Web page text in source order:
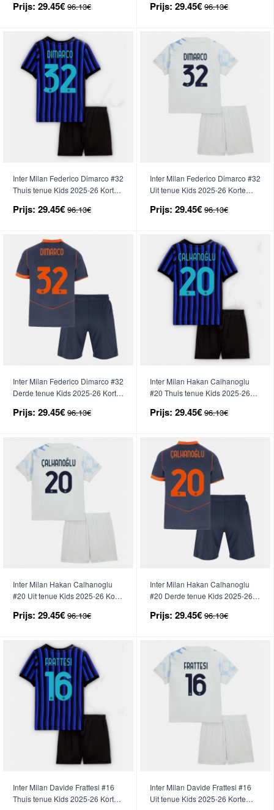
Prijs: 29.45€ 96.13€ Prijs: 29.45€ 96.13€
Inter Milan Federico Dimarco #32
Thuis tenue Kids 2025-26 Korte
Prijs: 29.45€ 96.13€
Inter Milan Federico Dimarco #32
Uit tenue Kids 2025-26 Korte
Prijs: 29.45€ 96.13€
Inter Milan Federico Dimarco #32
Derde tenue Kids 2025-26 Korte
Prijs: 29.45€ 96.13€
Inter Milan Hakan Calhanoglu
#20 Thuis tenue Kids 2025-26
Prijs: 29.45€ 96.13€
Inter Milan Hakan Calhanoglu
#20 Uit tenue Kids 2025-26 Korte
Prijs: 29.45€ 96.13€
Inter Milan Hakan Calhanoglu
#20 Derde tenue Kids 2025-26
Prijs: 29.45€ 96.13€
Inter Milan Davide Frattesi #16
Thuis tenue Kids 2025-26 Korte
Inter Milan Davide Frattesi #16
Uit tenue Kids 2025-26 Korte